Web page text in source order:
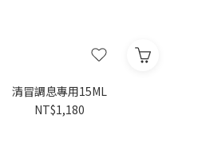
清冒調息專用15ML
NT$1,180